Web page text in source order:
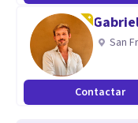
San
Contactar